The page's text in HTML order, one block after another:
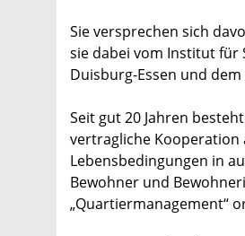
Sie versprechen sich
sie dabei vom Institut für
Duisburg-Essen und
Seit gut 20 Jahren
vertragliche Kooperation
Lebensbedingungen in
Bewohner und
„Quartiermanagement“